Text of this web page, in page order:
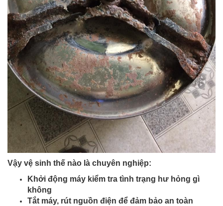
Vậy vệ sinh thế nào là chuyên nghiệp:
Khởi động máy kiểm tra tình trạng hư hỏng gì
không
Tắt máy, rút nguồn điện để đảm bảo an toàn